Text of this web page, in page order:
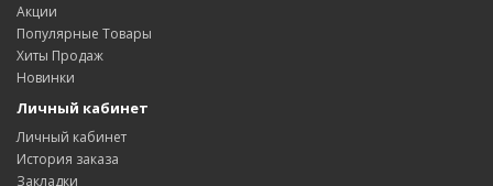
Акции
Популярные Товары
Хиты Продаж
Новинки
Личный кабинет
Личный кабинет
История заказа
Закладки